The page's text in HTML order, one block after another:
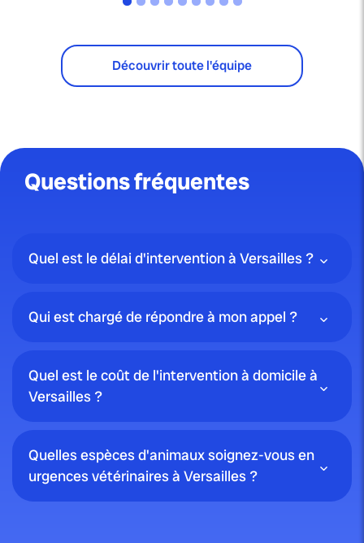
Découvrir toute l'équipe
Questions fréquentes
Quel est le délai d'intervention à Versailles ?
Qui est chargé de répondre à mon appel ?
Quel est le coût de l'intervention à domicile à
Versailles ?
Quelles espèces d'animaux soignez-vous en
urgences vétérinaires à Versailles ?